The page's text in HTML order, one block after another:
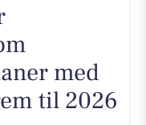
med
til 2026